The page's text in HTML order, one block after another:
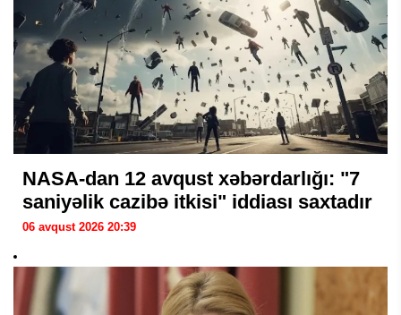
NASA-dan 12 avqust xəbərdarlığı: "7
saniyəlik cazibə itkisi" iddiası saxtadır
06 avqust 2026 20:39